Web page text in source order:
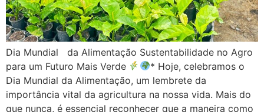
Dia Mundial da Alimentação Sustentabilidade no Agro
para um Futuro Mais Verde
* Hoje, celebramos o
Dia Mundial da Alimentação, um lembrete da
importância vital da agricultura na nossa vida. Mais do
que nunca, é essencial reconhecer que a maneira como